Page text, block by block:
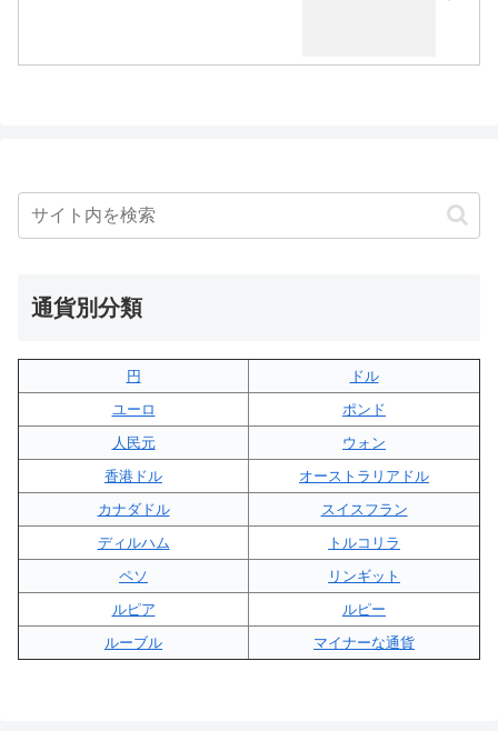
通貨別分類
円
ドル
ユーロ
ポンド
人民元
ウォン
香港ドル
オーストラリアドル
カナダドル
スイスフラン
ディルハム
トルコリラ
ペソ
リンギット
ルピア
ルピー
ルーブル
マイナーな通貨